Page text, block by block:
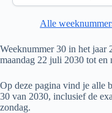
Alle
Weeknummer 30 in het jaar
maandag 22 juli 2030 tot en
Op deze pagina vind je alle
30 van 2030, inclusief de
zondag.